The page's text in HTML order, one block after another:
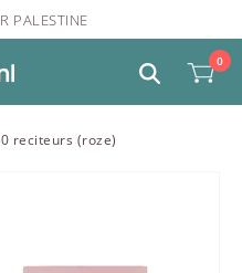
PALESTINE
0
reciteurs (roze)